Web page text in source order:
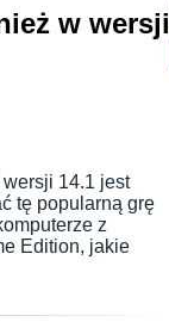
w wersji
14.1 jest
tę popularną grę
z
Edition, jakie